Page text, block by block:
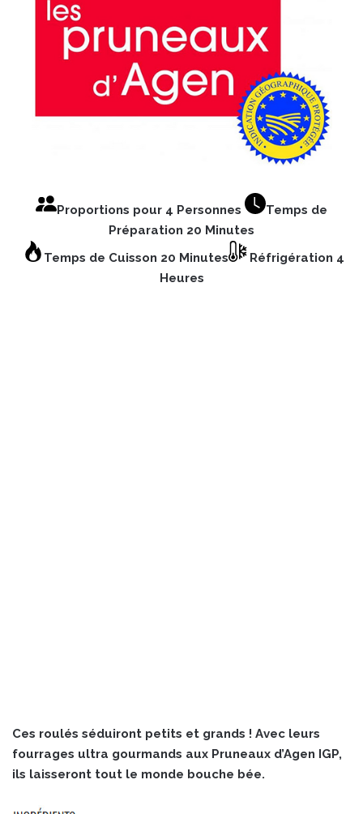
Proportions pour 4 Personnes
Temps de
Préparation 20 Minutes
Temps de Cuisson 20 Minutes
Réfrigération 4
Heures
Ces roulés séduiront petits et grands ! Avec leurs
fourrages ultra gourmands aux Pruneaux d’Agen IGP,
ils laisseront tout le monde bouche bée.